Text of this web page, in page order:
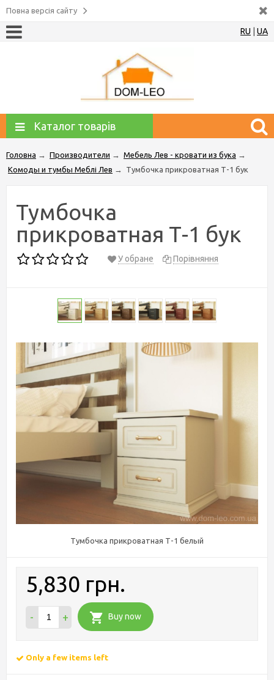
Повна версія сайту
RU UA
Каталог товарів
Головна → Производители → Мебель Лев - кровати из бука →
Комоды и тумбы Меблі Лев → Тумбочка прикроватная Т-1 бук
Тумбочка
прикроватная Т-1 бук
У обране Порівняння
Тумбочка прикроватная Т-1 белый
5,830 грн.
- + Buy now
Only a few items left